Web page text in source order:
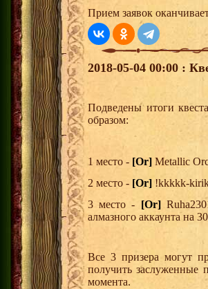
Прием заявок
2018-05-04 00:00 :
Подведены итоги
образом:
1 место - [Or] Metallic
2 место - [Or] !kkkkk-
3 место - [Or]
алмазного аккаунта на
Все 3 призера могут
получить заслуженные
момента.